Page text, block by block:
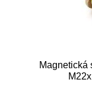
Magnetická